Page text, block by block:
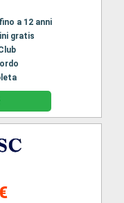
a 12 anni
gratis